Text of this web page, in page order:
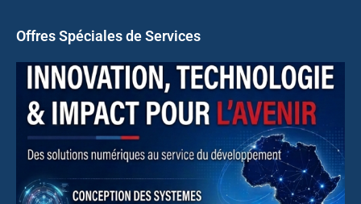
Offres Spéciales de Services